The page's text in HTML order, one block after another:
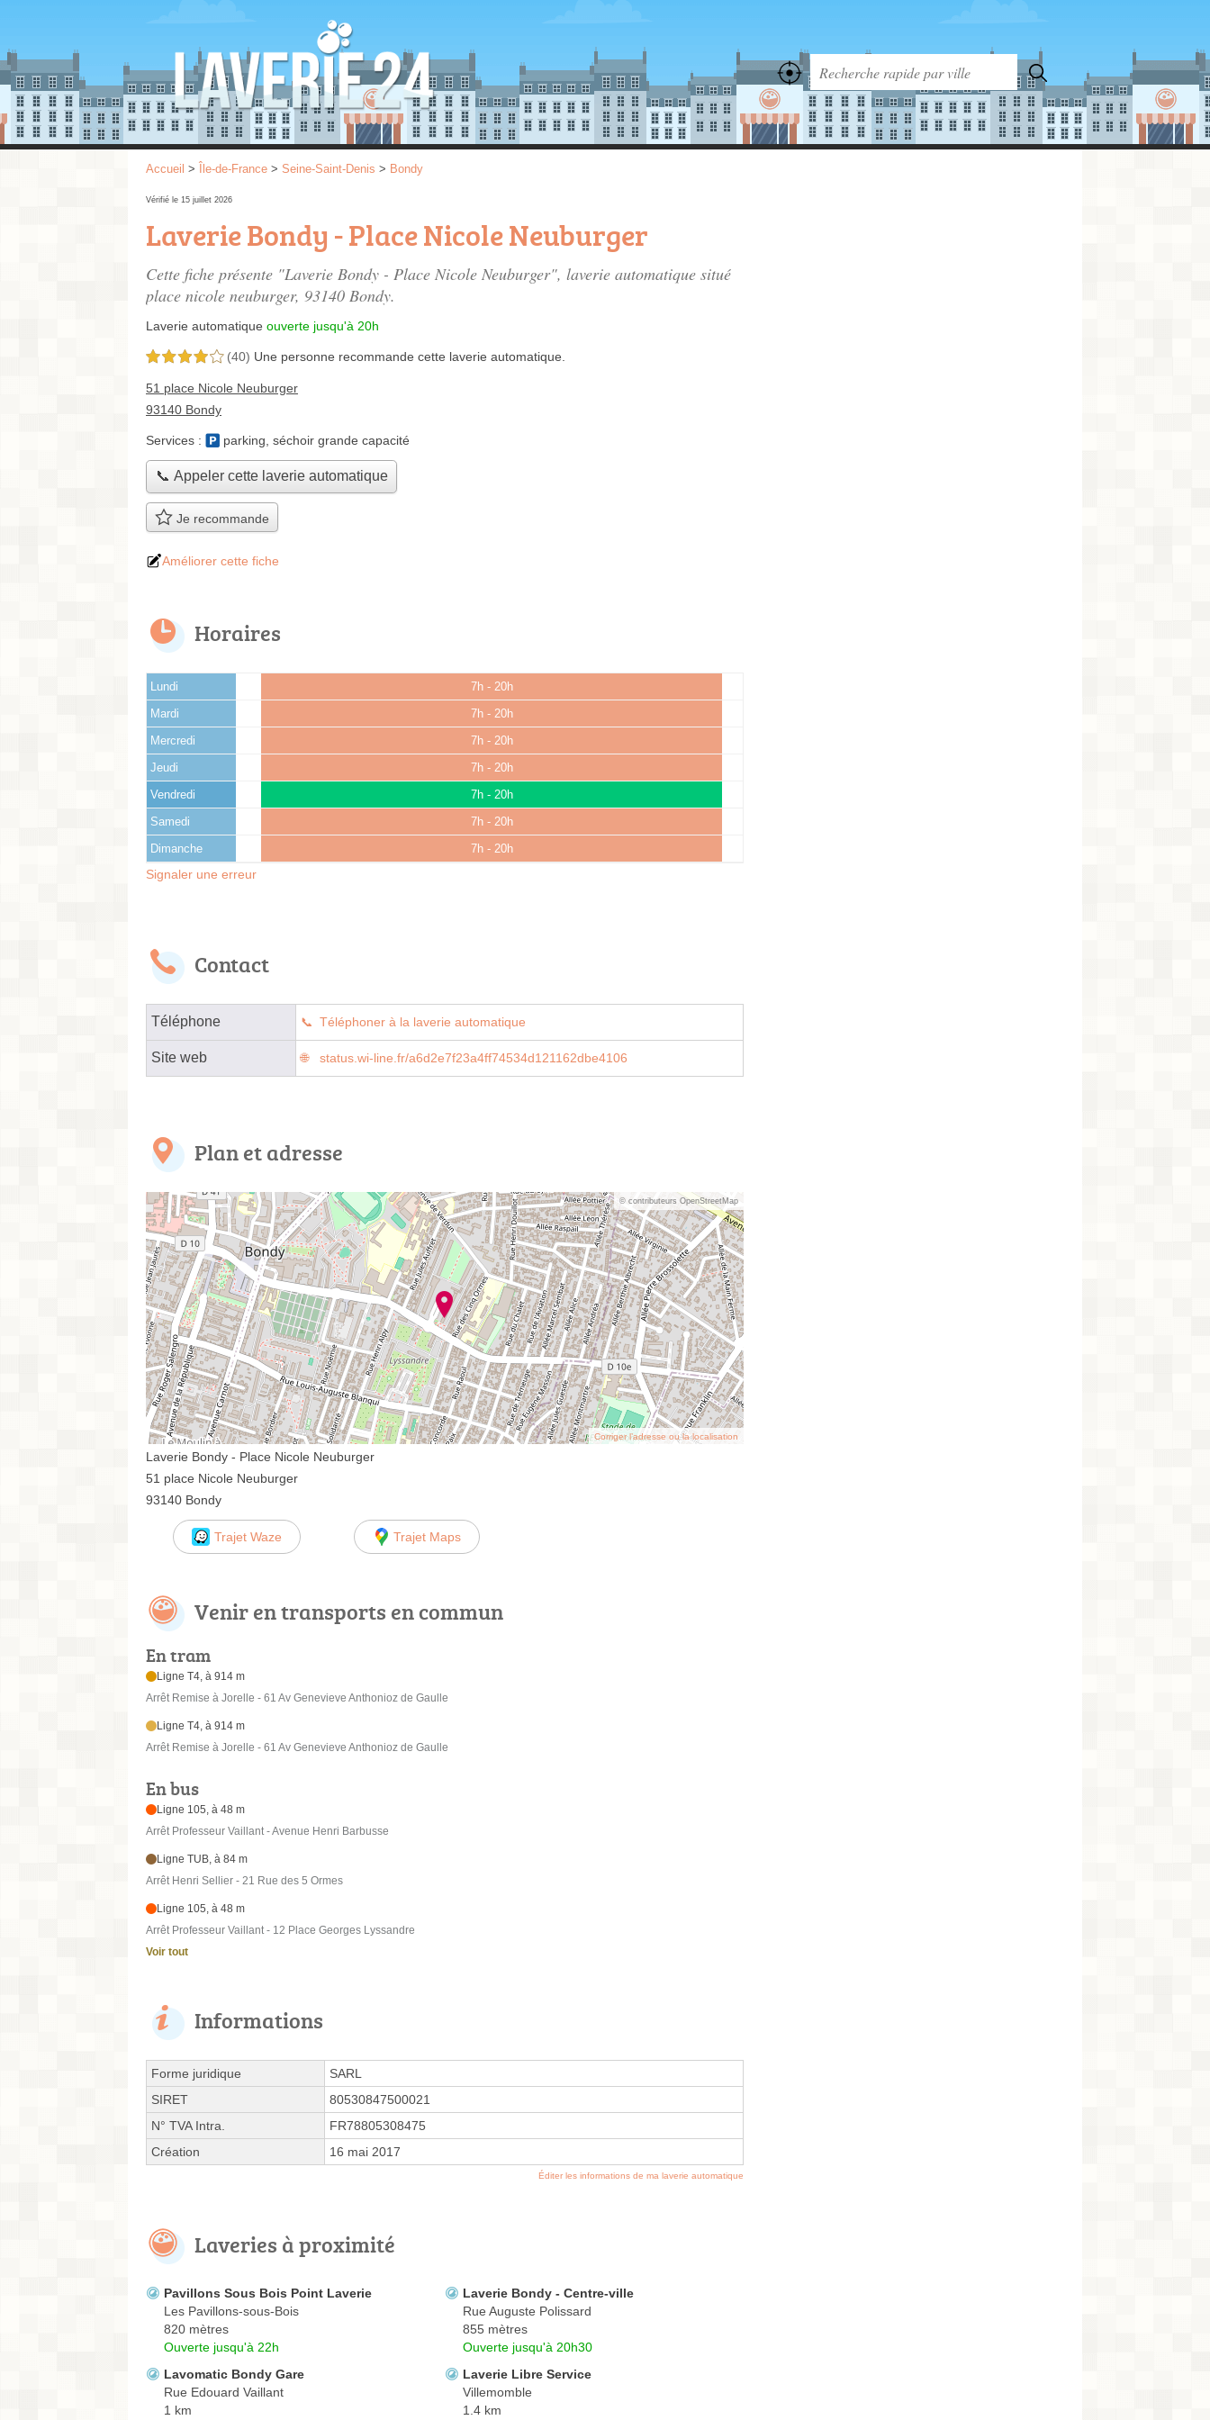
Accueil > Île-de-France > Seine-Saint-Denis > Bondy
Vérifié le 15 juillet 2026
Laverie Bondy - Place Nicole Neuburger
Cette fiche présente "Laverie Bondy - Place Nicole Neuburger", laverie automatique situé
place nicole neuburger, 93140 Bondy.
Laverie automatique ouverte jusqu'à 20h
4,0 étoiles sur 5 (40) Une personne recommande cette laverie automatique.
51 place Nicole Neuburger
93140 Bondy
Services : parking séchoir grande capacité
📞 Appeler cette laverie automatique
Je recommande
Améliorer cette fiche
Horaires
Lundi 7h - 20h
Mardi 7h - 20h
Mercredi 7h - 20h
Jeudi 7h - 20h
Vendredi 7h - 20h
Samedi 7h - 20h
Dimanche 7h - 20h
Signaler une erreur
Contact
Téléphone Téléphoner à la laverie automatique
Site web status.wi-line.fr/a6d2e7f23a4ff74534d121162dbe4106
Plan et adresse
© contributeurs OpenStreetMap
Corriger l’adresse ou la localisation
Laverie Bondy - Place Nicole Neuburger
51 place Nicole Neuburger
93140 Bondy
Trajet Waze Trajet Maps
Venir en transports en commun
En tram
Ligne T4, à 914 m
Arrêt Remise à Jorelle - 61 Av Genevieve Anthonioz de Gaulle
Ligne T4, à 914 m
Arrêt Remise à Jorelle - 61 Av Genevieve Anthonioz de Gaulle
En bus
Ligne 105, à 48 m
Arrêt Professeur Vaillant - Avenue Henri Barbusse
Ligne TUB, à 84 m
Arrêt Henri Sellier - 21 Rue des 5 Ormes
Ligne 105, à 48 m
Arrêt Professeur Vaillant - 12 Place Georges Lyssandre
Voir tout
Informations
Forme juridique
SARL
SIRET
80530847500021
N° TVA Intra.
FR78805308475
Création
16 mai 2017
Éditer les informations de ma laverie automatique
Laveries à proximité
Pavillons Sous Bois Point Laverie
Les Pavillons-sous-Bois
820 mètres
Ouverte jusqu'à 22h
Laverie Bondy - Centre-ville
Rue Auguste Polissard
855 mètres
Ouverte jusqu'à 20h30
Lavomatic Bondy Gare
Rue Edouard Vaillant
1 km
Laverie Libre Service
Villemomble
1.4 km